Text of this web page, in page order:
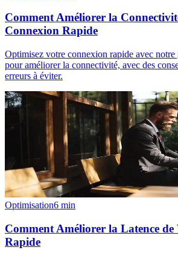
Comment Améliorer la
Connexion Rapide
Optimisez votre connexion rapide avec notre
pour améliorer la connectivité, avec des
erreurs à éviter.
Optimisation6 min
Comment Améliorer la Latence
Rapide